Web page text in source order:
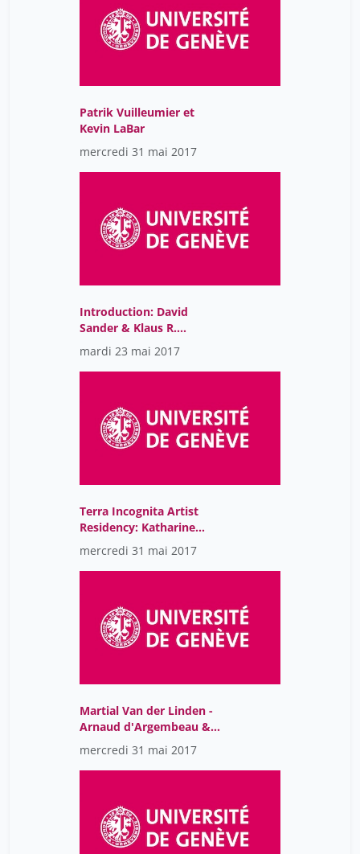
Patrik Vuilleumier et
Kevin LaBar
mercredi 31 mai 2017
Introduction: David
Sander & Klaus R.
Scherer
mardi 23 mai 2017
Terra Incognita Artist
Residency: Katharine
mercredi 31 mai 2017
Martial Van der Linden -
Arnaud d'Argembeau &
Gabriele Oettingen
mercredi 31 mai 2017